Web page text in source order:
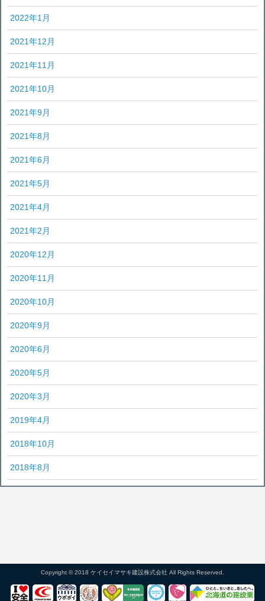
2022年1月
2021年12月
2021年11月
2021年10月
2021年9月
2021年8月
2021年6月
2021年5月
2021年4月
2021年2月
2020年12月
2020年11月
2020年10月
2020年9月
2020年6月
2020年5月
2020年3月
2019年4月
2018年10月
2018年8月
Copyright © 2018 ケイセイマサキ建設株式会社 All Rights Reserved.